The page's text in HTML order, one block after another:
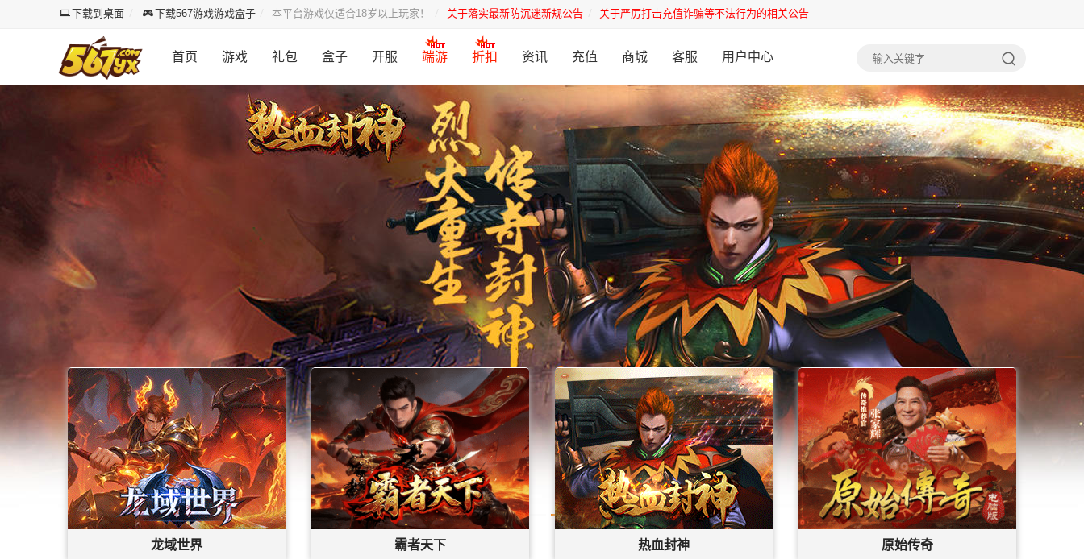
下载到桌面 下载567游戏游戏盒子 本平台游戏仅适合18岁以上玩家！ 关于落实最新防沉迷新规公告 关于严厉打击充值诈骗等不法行为的相关公告
首页 游戏 礼包 盒子 开服 端游 折扣 资讯 充值 商城 客服 用户中心
龙域世界 霸者天下 热血封神 原始传奇